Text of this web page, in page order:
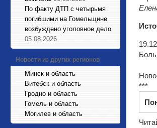
По факту ДТП с четырьмя
погибшими на Гомельщине
возбуждено уголовное дело
05.08.2026
Новости из других регионов
Минск и область
Витебск и область
Гродно и область
Гомель и область
Могилев и область
***